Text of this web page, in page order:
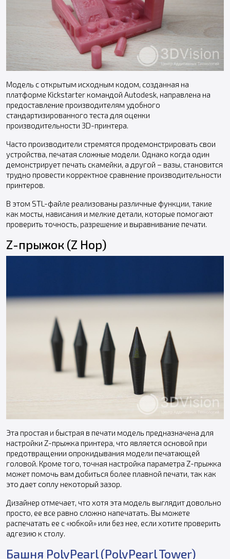
Модель с открытым исходным кодом, созданная на
платформе Kickstarter командой Autodesk, направлена на
предоставление производителям удобного
стандартизированного теста для оценки
производительности 3D-принтера.
Часто производители стремятся продемонстрировать свои
устройства, печатая сложные модели. Однако когда один
демонстрирует печать скамейки, а другой – вазы, становится
трудно провести корректное сравнение производительности
принтеров.
В этом STL-файле реализованы различные функции, такие
как мосты, нависания и мелкие детали, которые помогают
проверить точность, разрешение и выравнивание печати.
Z-прыжок (Z Hop)
Эта простая и быстрая в печати модель предназначена для
настройки Z-прыжка принтера, что является основой при
предотвращении опрокидывания модели печатающей
головой. Кроме того, точная настройка параметра Z-прыжка
может помочь вам добиться более плавной печати, так как
это дает соплу некоторый зазор.
Дизайнер отмечает, что хотя эта модель выглядит довольно
просто, ее все равно сложно напечатать. Вы можете
распечатать ее с «юбкой» или без нее, если хотите проверить
адгезию к столу.
Башня PolyPearl (PolyPearl Tower)